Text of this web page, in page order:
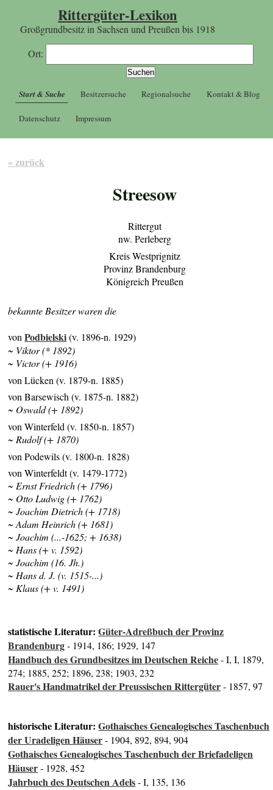
Rittergüter-Lexikon
Großgrundbesitz in Sachsen und Preußen bis 1918
Ort:
Start & Suche Besitzersuche Regionalsuche Kontakt & Blog
Datenschutz Impressum
« zurück
Streesow
Rittergut
nw. Perleberg
Kreis Westprignitz
Provinz Brandenburg
Königreich Preußen
bekannte Besitzer waren die
vonPodbielski(v. 1896-n. 1929)
~ Viktor (* 1892)
~ Victor (+ 1916)
von Lücken (v. 1879-n. 1885)
von Barsewisch (v. 1875-n. 1882)
~ Oswald (+ 1892)
von Winterfeld (v. 1850-n. 1857)
~ Rudolf (+ 1870)
von Podewils (v. 1800-n. 1828)
von Winterfeldt (v. 1479-1772)
~ Ernst Friedrich (+ 1796)
~ Otto Ludwig (+ 1762)
~ Joachim Dietrich (+ 1718)
~ Adam Heinrich (+ 1681)
~ Joachim (...-1625; + 1638)
~ Hans (+ v. 1592)
~ Joachim (16. Jh.)
~ Hans d. J. (v. 1515-...)
~ Klaus (+ v. 1491)
statistische Literatur:Güter-Adreßbuch der Provinz
Brandenburg- 1914, 186; 1929, 147
Handbuch des Grundbesitzes im Deutschen Reiche- I, I, 1879,
274; 1885, 252; 1896, 238; 1903, 232
Rauer's Handmatrikel der Preussischen Rittergüter- 1857, 97
historische Literatur:Gothaisches Genealogisches Taschenbuch
der Uradeligen Häuser- 1904, 892, 894, 904
Gothaisches Genealogisches Taschenbuch der Briefadeligen
Häuser- 1928, 452
Jahrbuch des Deutschen Adels- I, 135, 136